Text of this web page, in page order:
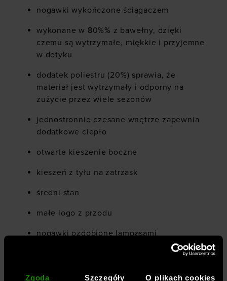
Zgoda Szczegóły O plikach cookies
nogawki wykończone ściągaczem
wykonane w 80%% z bawełny, dzięki
czemu są wytrzymałe, miękkie i przyjemne
w dotyku
dodatek poliestru (20%) sprawia, że
materiał jest wytrzymały i odporny na
zużycie przez wiele sezonów
jednostronnie czesane wnętrze zapewnia
dodatkowe ciepło
otwarte kieszenie boczne
kieszeń z tyłu na zatrzask
średni stan
małe logo z przodu
nogawki ozdobione lampasami
elastyczny pas z zewnętrzną regulacją za